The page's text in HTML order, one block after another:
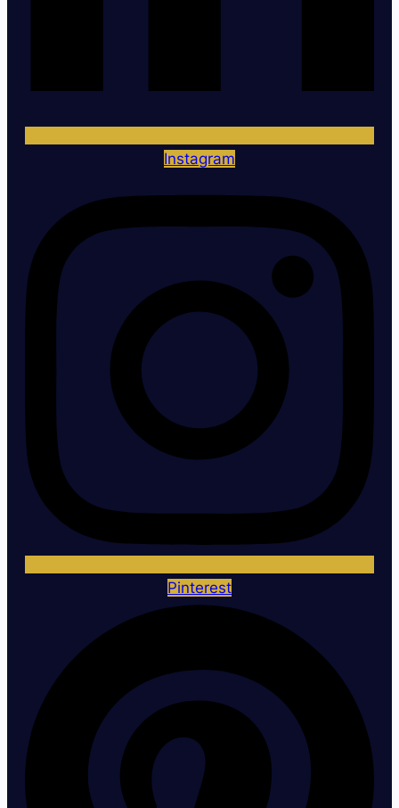
Instagram
Pinterest